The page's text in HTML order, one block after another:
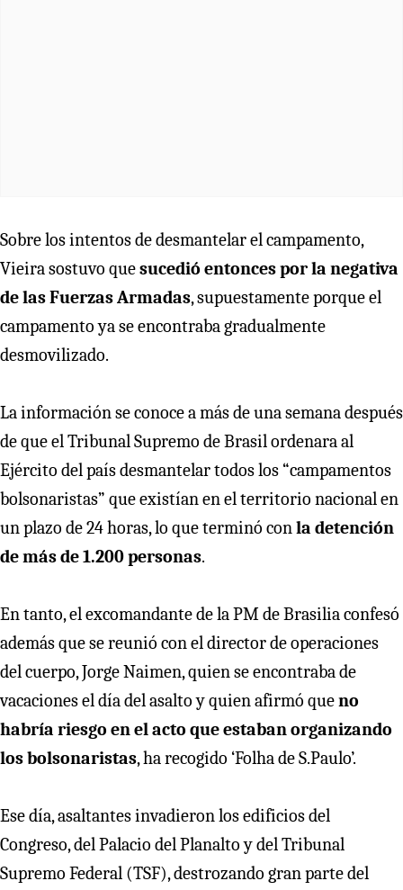
Sobre los intentos de desmantelar el campamento,
Vieira sostuvo quesucedió entonces por la negativa
de las Fuerzas Armadas, supuestamente porque el
campamento ya se encontraba gradualmente
desmovilizado.
La información se conoce a más de una semana después
de que el Tribunal Supremo de Brasil ordenara al
Ejército del país desmantelar todos los “campamentos
bolsonaristas” que existían en el territorio nacional en
un plazo de 24 horas, lo que terminó conla detención
de más de 1.200 personas.
En tanto, el excomandante de la PM de Brasilia confesó
además que se reunió con el director de operaciones
del cuerpo, Jorge Naimen, quien se encontraba de
vacaciones el día del asalto y quien afirmó queno
habría riesgo en el acto que estaban organizando
los bolsonaristas, ha recogido ‘Folha de S.Paulo’.
Ese día, asaltantes invadieron los edificios del
Congreso, del Palacio del Planalto y del Tribunal
Supremo Federal (TSF), destrozando gran parte del